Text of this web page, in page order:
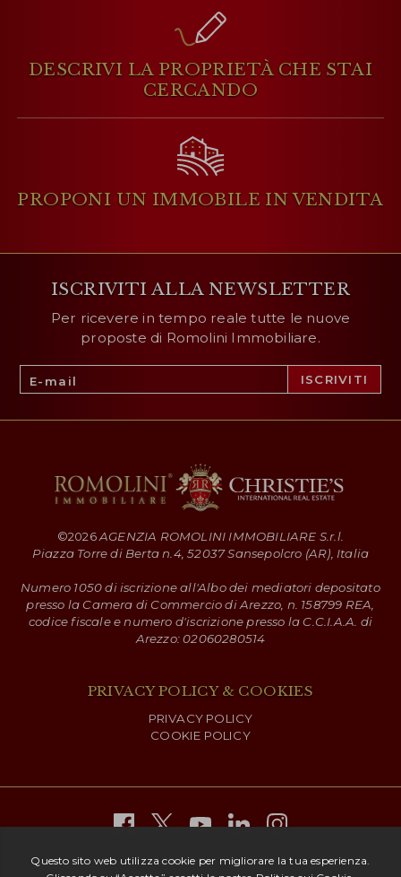
DESCRIVI LA PROPRIETÀCHE STAI
CERCANDO
PROPONI UN IMMOBILE IN VENDITA
ISCRIVITI ALLA NEWSLETTER
Per ricevere in tempo reale tutte le nuove
proposte di Romolini Immobiliare.
©2026AGENZIA ROMOLINI IMMOBILIARE S.r.l.
Piazza Torre di Berta n.4, 52037 Sansepolcro (AR), Italia
Numero 1050 di iscrizione all'Albo dei mediatori depositato
presso la Camera di Commercio di Arezzo, n. 158799 REA,
codice fiscale e numero d'iscrizione presso la C.C.I.A.A. di
Arezzo: 02060280514
PRIVACY POLICY & COOKIES
PRIVACY POLICY
COOKIE POLICY